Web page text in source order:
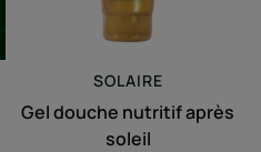
SOLAIRE
Gel douche nutritif après
soleil